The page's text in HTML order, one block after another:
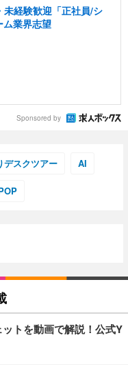
経験歓迎「正社員/シ
ム業界志望
Sponsored by
デスクツアー AI
ットを動画で解説！公式Y